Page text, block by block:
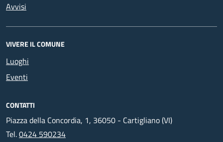
Avvisi
VIVERE IL COMUNE
Luoghi
Eventi
CONTATTI
Piazza della Concordia, 1, 36050 - Cartigliano (VI)
Tel.0424 590234